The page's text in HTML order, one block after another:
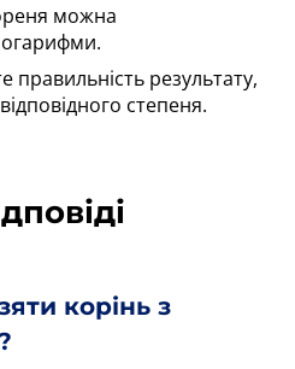
можна
правильність результату,
степеня.
корінь з